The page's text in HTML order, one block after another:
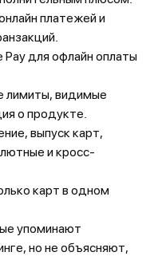
платежей и
для офлайн оплаты
лимиты, видимые
о продукте.
выпуск карт,
и кросс-
карт в одном
упоминают
но не объясняют,